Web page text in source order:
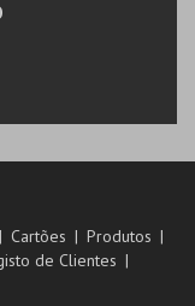
Cartões
Produtos
de Clientes